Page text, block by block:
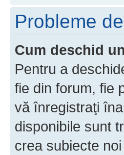
Probleme
Cum deschid
Pentru a
fie din forum, fie
vă înregistraţi
disponibile sunt
crea subiecte